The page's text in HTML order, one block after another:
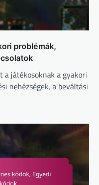
problémák,
a játékosoknak a gyakori
nehézségek, a beváltási